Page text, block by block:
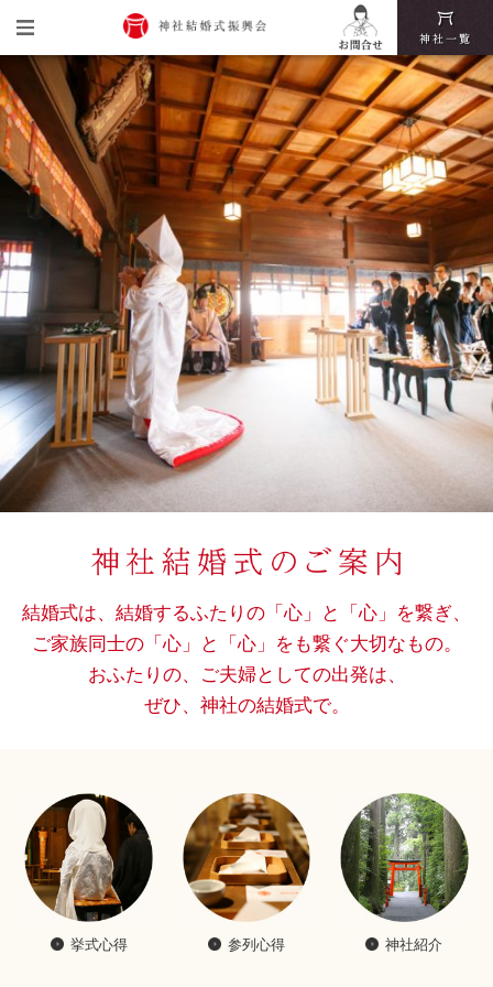
トップ
神社結婚式振興会とは
神社結婚式の魅力
挙式・披露宴までの流れ
神社結婚式いろは
結婚式は、結婚するふたりの「心」と「心」を繋ぎ、
ご家族同士の「心」と「心」をも繋ぐ大切なもの。
おふたりの、ご夫婦としての出発は、
ぜひ、神社の結婚式で。
挙式心得 参列心得 神社紹介